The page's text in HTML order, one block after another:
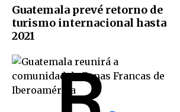
Guatemala prevé retorno de
turismo internacional hasta
2021